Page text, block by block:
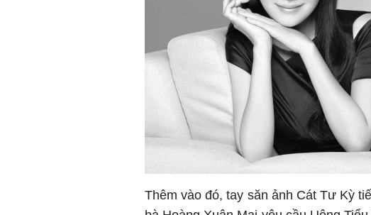
Thêm vào đó, tay săn ảnh Cát Tư Kỳ